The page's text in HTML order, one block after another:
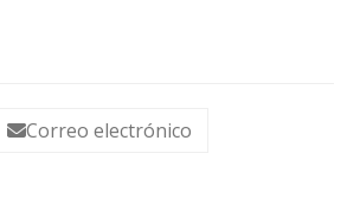
Correo electrónico